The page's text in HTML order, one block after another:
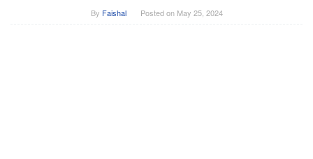
By Faishal Posted on May 25, 2024